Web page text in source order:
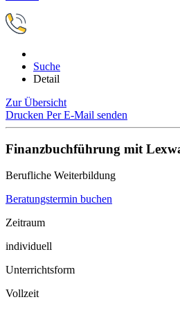
Suche
Detail
Zur Übersicht
Drucken Per E-Mail senden
Finanzbuchführung mit
Berufliche Weiterbildung
Beratungstermin buchen
Zeitraum
individuell
Unterrichtsform
Vollzeit